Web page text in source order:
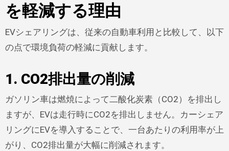
を軽減する理由
EVシェアリングは、従来の自動車利用と比較して、以下
の点で環境負荷の軽減に貢献します。
1. CO2排出量の削減
ガソリン車は燃焼によって二酸化炭素（CO2）を排出し
ますが、EVは走行時にCO2を排出しません。カーシェア
リングにEVを導入することで、一台あたりの利用率が上
がり、CO2排出量が大幅に削減されます。